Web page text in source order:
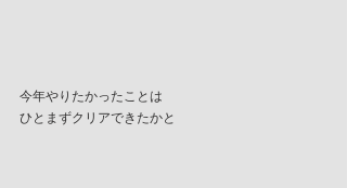
今年やりたかったことは
ひとまずクリアできたかと